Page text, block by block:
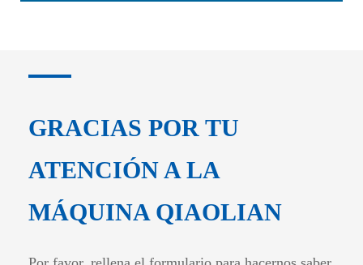
GRACIAS POR TU
ATENCIÓN A LA
MÁQUINA QIAOLIAN